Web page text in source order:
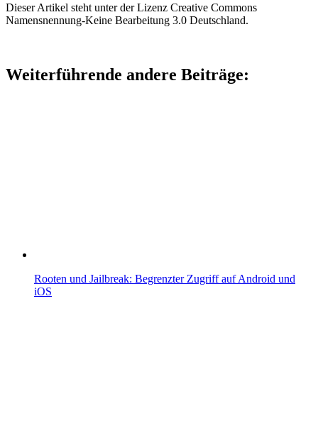
Dieser Artikel steht unter der Lizenz Creative Commons
Namensnennung-Keine Bearbeitung 3.0 Deutschland.
Weiterführende andere Beiträge:
Rooten und Jailbreak: Begrenzter Zugriff auf Android und
iOS